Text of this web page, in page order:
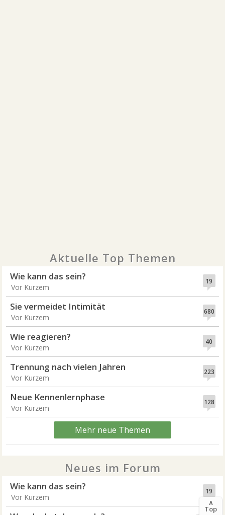
Aktuelle Top Themen
19
Wie kann das sein?
Vor Kurzem
680
Sie vermeidet Intimität
Vor Kurzem
40
Wie reagieren?
Vor Kurzem
223
Trennung nach vielen Jahren
Vor Kurzem
128
Neue Kennenlernphase
Vor Kurzem
Mehr neue Themen
Neues im Forum
19
Wie kann das sein?
Vor Kurzem
∧
Top